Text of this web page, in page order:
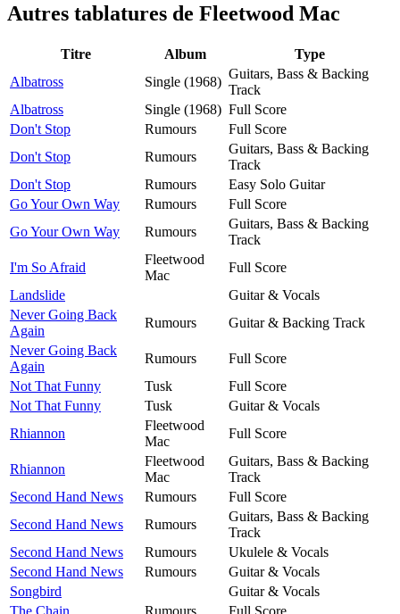
Autres tablatures de Fleetwood Mac
Titre Album
Type
Albatross
Single (1968)
Guitars, Bass & Backing
Track
Albatross
Single (1968) Full Score
Don't Stop
Rumours
Full Score
Don't Stop
Rumours
Guitars, Bass & Backing
Track
Don't Stop
Rumours
Easy Solo Guitar
Go Your Own Way
Rumours
Full Score
Go Your Own Way
Rumours
Guitars, Bass & Backing
Track
I'm So Afraid
Fleetwood
Mac
Full Score
Landslide
Guitar & Vocals
Never Going Back
Again
Rumours
Guitar & Backing Track
Never Going Back
Again
Rumours
Full Score
Not That Funny
Tusk
Full Score
Not That Funny
Tusk
Guitar & Vocals
Rhiannon
Fleetwood
Mac
Full Score
Rhiannon
Fleetwood
Mac
Guitars, Bass & Backing
Track
Second Hand News
Rumours
Full Score
Second Hand News
Rumours
Guitars, Bass & Backing
Track
Second Hand News
Rumours
Ukulele & Vocals
Second Hand News
Rumours
Guitar & Vocals
Songbird
Guitar & Vocals
The Chain
Rumours
Full Score